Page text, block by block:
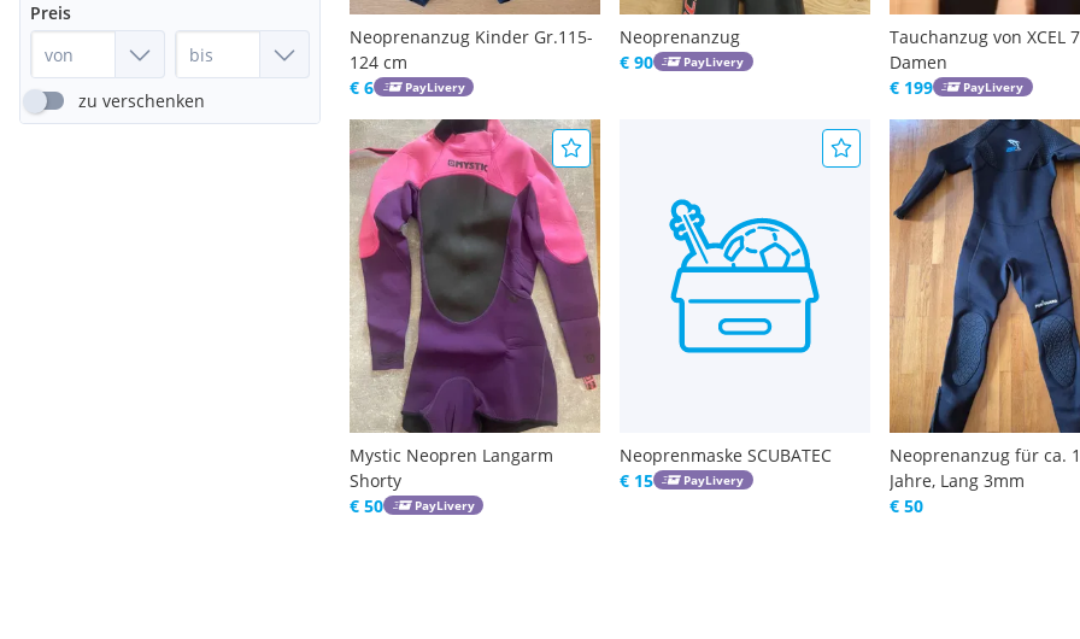
Preis
zu verschenken
Neoprenanzug Kinder Gr.115-
124 cm
€ 6
PayLivery
Neoprenanzug
€ 90
PayLivery
Tauchanzug von XCEL
Damen
€ 199
PayLivery
Mystic Neopren Langarm
Shorty
€ 50
PayLivery
Neoprenmaske SCUBATEC
€ 15
PayLivery
Neoprenanzug für ca.
Jahre, Lang 3mm
€ 50